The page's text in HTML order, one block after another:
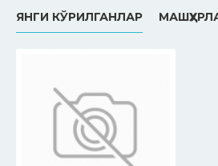
ЯНГИ КЎРИЛГАНЛАР